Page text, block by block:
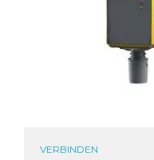
VERBINDEN